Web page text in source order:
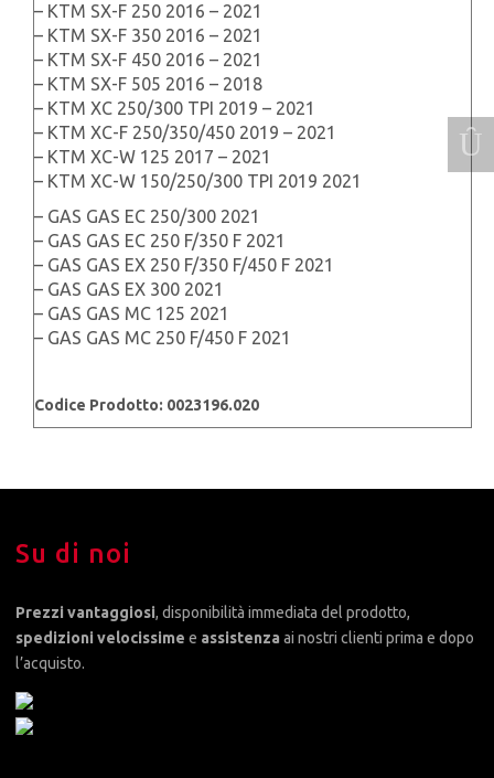
– KTM SX-F 250 2016 – 2021
– KTM SX-F 350 2016 – 2021
– KTM SX-F 450 2016 – 2021
– KTM SX-F 505 2016 – 2018
– KTM XC 250/300 TPI 2019 – 2021
– KTM XC-F 250/350/450 2019 – 2021
– KTM XC-W 125 2017 – 2021
– KTM XC-W 150/250/300 TPI 2019 2021
– GAS GAS EC 250/300 2021
– GAS GAS EC 250 F/350 F 2021
– GAS GAS EX 250 F/350 F/450 F 2021
– GAS GAS EX 300 2021
– GAS GAS MC 125 2021
– GAS GAS MC 250 F/450 F 2021
Codice Prodotto: 0023196.020
Su di noi
Prezzi vantaggiosi, disponibilità immediata del prodotto,
spedizioni velocissime e assistenza ai nostri clienti prima e dopo
l’acquisto.